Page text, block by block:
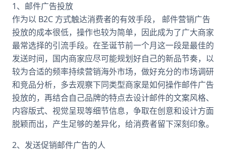
1、邮件广告投放
作为以 B2C 方式触达消费者的有效手段， 邮件营销广告
投放的成本很低，操作也较为简单，因此成为了广大商家
最常选择的引流手段。在圣诞节前一个月这一段是最佳的
发送时间，国内商家应尽可能规划好自己的新品节奏，以
较为合适的频率持续营销海外市场，做好充分的市场调研
和竞品分析，多去观察下同类型商家是如何操作邮件广告
投放的，再结合自己品牌的特点去设计邮件的文案风格、
内容版式、视觉呈现等细节信息，争取在创意和设计方面
脱颖而出，产生足够的差异化，给消费者留下深刻印象。
2、发送促销邮件广告的人